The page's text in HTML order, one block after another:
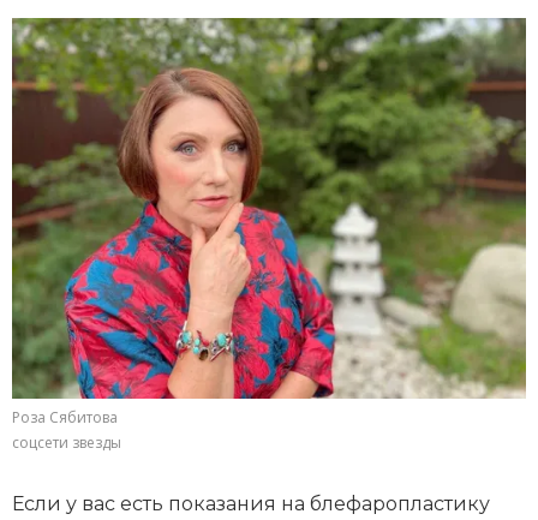
Роза Сябитова
соцсети звезды
Если у вас есть показания на блефаропластику